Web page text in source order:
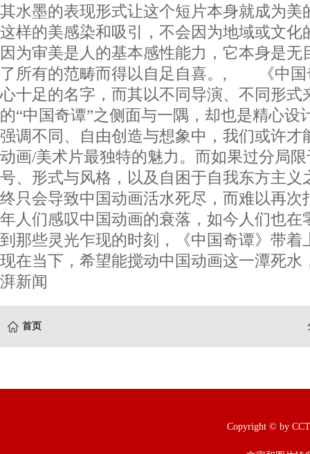
其水墨的表现形式让这个短片本身就成为美
这样的美感染和吸引，不会因为地域或文化
因为审美是人的基本感性能力，它本身是无
了所有的范畴而得以自足自喜。, 《中国
心十足的名字，而其以不同导演、不同形式
的“中国奇谭”之侧面与一隅，却也是精心设
强调不同、自由创造与想象中，我们或许才
动画/美术片最独特的魅力。而如果过分局
号、形式与风格，以及自困于自我东方主义
终只会导致中国动画活水死尽，而难以
年人们感叹中国动画的衰落，如今人们也在
到那些灵光乍现的时刻，《中国奇谭》带着
现在当下，希望能搅动中国动画这一潭
湃新闻
首页
Copyright © by